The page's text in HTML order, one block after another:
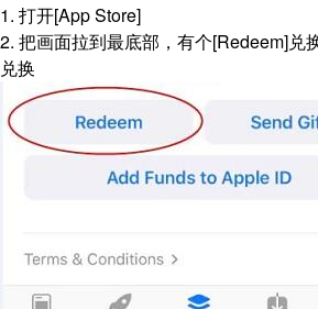
1. 打开[App Store]
2. 把画面拉到最底部，有个[Redeem]兑
兑换